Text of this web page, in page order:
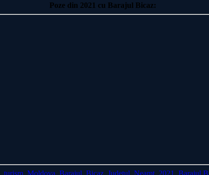
Poze din 2021 cu Barajul Bicaz:
, turism, Moldova, Barajul, Bicaz, Judetul, Neamt, 2021 , Barajul